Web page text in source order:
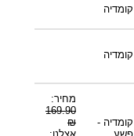
קומדיה
קומדיה
קומדיה -
מחיר:
169.90
₪